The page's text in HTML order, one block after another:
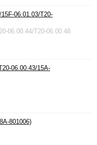
06.01.03/T20-
06.00.44/T20-06.00.48
06.00.43/15A-
801006)